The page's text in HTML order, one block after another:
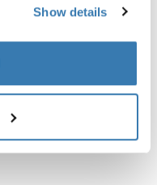
Show details